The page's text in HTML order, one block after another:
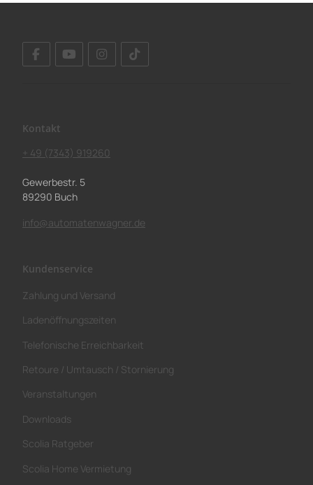
Kontakt
+ 49 (7343) 919260
Gewerbestr. 5
89290 Buch
info@automatenwagner.de
Kundenservice
Zahlung und Versand
Ladenöffnungszeiten
Telefonische Erreichbarkeit
Retoure / Umtausch / Stornierung
Veranstaltungen
Downloads
Scolia Ratgeber
Scolia Home Vermietung